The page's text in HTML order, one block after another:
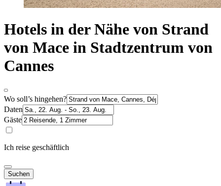
Hotels in der Nähe von Strand
von Mace in Stadtzentrum von
Cannes
Wo soll’s hingehen?
Daten
Gäste
Ich reise geschäftlich
Suchen